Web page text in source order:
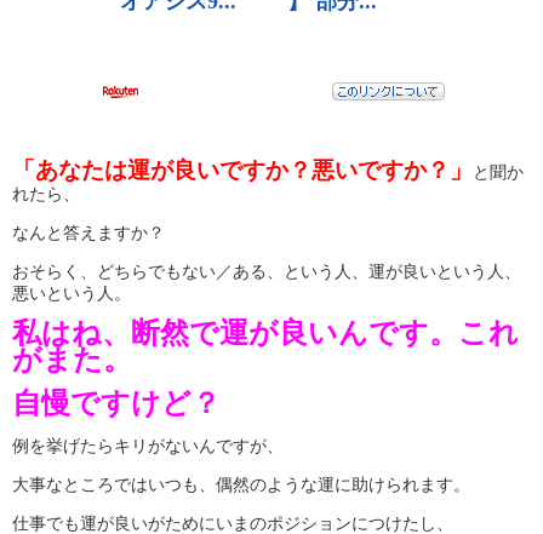
「あなたは運が良いですか？悪いですか？」
と聞か
れたら、
なんと答えますか？
おそらく、どちらでもない／ある、という人、運が良いという人、
悪いという人。
私はね、断然で運が良いんです。これ
がまた。
自慢ですけど？
例を挙げたらキリがないんですが、
大事なところではいつも、偶然のような運に助けられます。
仕事でも運が良いがためにいまのポジションにつけたし、